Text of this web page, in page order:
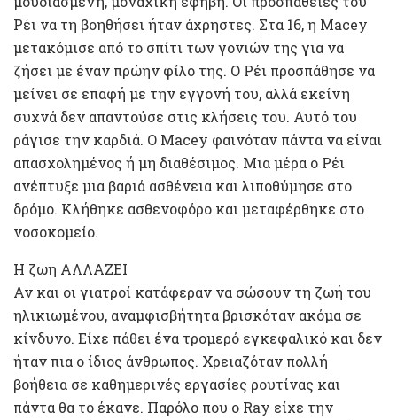
Ρέι να τη βοηθήσει ήταν άχρηστες. Στα 16, η Macey
μετακόμισε από το σπίτι των γονιών της για να
ζήσει με έναν πρώην φίλο της. Ο Ρέι προσπάθησε να
μείνει σε επαφή με την εγγονή του, αλλά εκείνη
συχνά δεν απαντούσε στις κλήσεις του. Αυτό του
ράγισε την καρδιά. Ο Macey φαινόταν πάντα να είναι
απασχολημένος ή μη διαθέσιμος. Μια μέρα ο Ρέι
ανέπτυξε μια βαριά ασθένεια και λιποθύμησε στο
δρόμο. Κλήθηκε ασθενοφόρο και μεταφέρθηκε στο
νοσοκομείο.
Η ζωη ΑΛΛΑΖΕΙ
Αν και οι γιατροί κατάφεραν να σώσουν τη ζωή του
ηλικιωμένου, αναμφισβήτητα βρισκόταν ακόμα σε
κίνδυνο. Είχε πάθει ένα τρομερό εγκεφαλικό και δεν
ήταν πια ο ίδιος άνθρωπος. Χρειαζόταν πολλή
βοήθεια σε καθημερινές εργασίες ρουτίνας και
πάντα θα το έκανε. Παρόλο που ο Ray είχε την